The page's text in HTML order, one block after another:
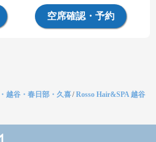
空席確認・予約
越谷・春日部・久喜/Rosso Hair&SPA 越谷